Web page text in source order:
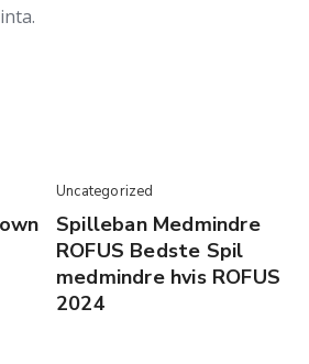
Uncategorized
Spilleban Medmindre
ROFUS Bedste Spil
medmindre hvis ROFUS
2024